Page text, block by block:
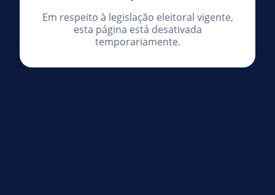
Em respeito à legislação eleitoral vigente,
esta página está desativada
temporariamente.